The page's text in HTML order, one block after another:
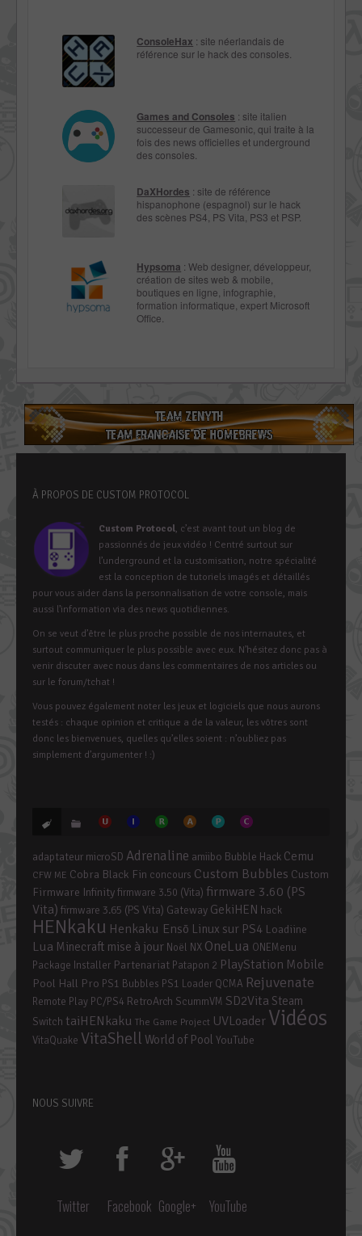
ConsoleHax : site néerlandais de
référence sur le hack des consoles.
Games and Consoles : site italien
successeur de Gamesonic, qui traite à la
fois des news officielles et underground
des consoles.
DaXHordes : site de référence
hispanophone (espagnol) sur le hack
des scènes PS4, PS Vita, PS3 et PSP.
Hypsoma : Web designer, développeur,
création de sites web & mobile,
boutiques en ligne, infographie,
formation informatique, expert Microsoft
Office.
À PROPOS DE CUSTOM PROTOCOL
Custom Protocol, c’est avant tout un blog de
passionnés de jeux vidéo ! Centré surtout sur
l’underground et la customisation, notre spécialité
est la conception de tutoriels imagés et détaillés
pour vous aider dans la personnalisation de votre console, mais
aussi l’information via des news quotidiennes.
On se veut d’être le plus proche possible de nos internautes, et
surtout communiquer le plus possible avec eux. N’hésitez donc pas à
venir discuter avec nous dans les commentaires de nos articles ou
sur le forum/tchat !
Vous pouvez également noter les jeux et logiciels que nous aurons
testés : chaque opinion et critique a de la valeur, les vôtres sont
donc les bienvenues, quelles qu’elles soient : n’oubliez pas
simplement d’argumenter ! :)
adaptateur microSD Adrenaline amiibo Bubble Hack Cemu
CFW ME Cobra Black Fin concours Custom Bubbles Custom
Firmware Infinityfirmware 3.50 (Vita) firmware 3.60 (PS
Vita) firmware 3.65 (PS Vita) Gateway GekiHEN hack
HENkaku Henkaku Ensō Linux sur PS4 Loadiine
Lua Minecraft mise à jour Noël NX OneLua ONEMenu
Package Installer Partenariat Patapon 2 PlayStation Mobile
Pool Hall Pro PS1 Bubbles PS1 Loader QCMA Rejuvenate
Remote Play PC/PS4 RetroArch ScummVM SD2Vita Steam
Switch taiHENkaku The Game Project UVLoader Vidéos
VitaQuake VitaShell World of Pool YouTube
NOUS SUIVRE
Twitter Facebook Google+ YouTube